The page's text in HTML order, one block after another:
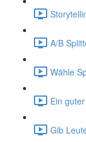
A/B
Wähle
Ein
Gib